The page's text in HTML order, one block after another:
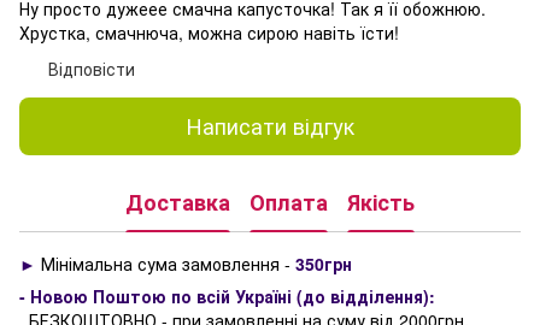
Ну просто дужеее смачна капусточка! Так я її обожнюю.
Хрустка, смачнюча, можна сирою навіть їсти!
Відповісти
Написати відгук
Доставка Оплата Якість
► Мінімальна сума замовлення - 350грн
- Новою Поштою по всій Україні (до відділення):
БЕЗКОШТОВНО - при замовленні на суму від 2000грн.